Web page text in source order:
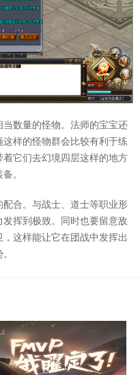
数量的怪物。法师的宝宝还
样的怪物群会比较有利于练
它们去幻境四层这样的地方
。
合。与战士、道士等职业形
挥到极致。同时也要留意敌
这样能让它在团战中发挥出